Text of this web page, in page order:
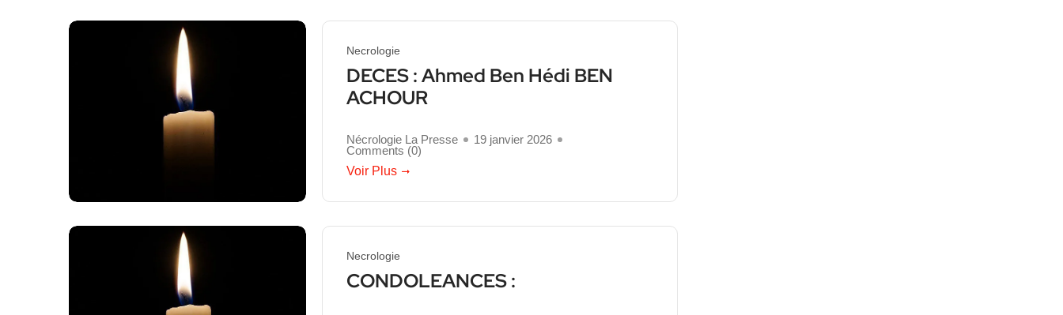
Necrologie
DECES : Ahmed Ben Hédi BEN
ACHOUR
Nécrologie La Presse
19 janvier 2026
Comments (0)
Voir Plus
Necrologie
CONDOLEANCES :